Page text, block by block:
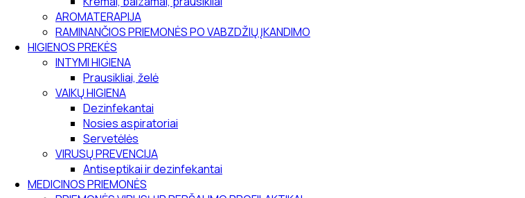
AROMATERAPIJA
RAMINANČIOS PRIEMONĖS PO VABZDŽIŲ ĮKANDIMO
HIGIENOS PREKĖS
INTYMI HIGIENA
Prausikliai, želė
VAIKŲ HIGIENA
Dezinfekantai
Nosies aspiratoriai
Servetėlės
VIRUSŲ PREVENCIJA
Antiseptikai ir dezinfekantai
MEDICINOS PRIEMONĖS